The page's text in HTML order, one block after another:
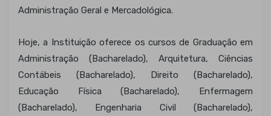
Administração Geral e Mercadológica.
Hoje, a Instituição oferece os cursos de Graduação em
Administração (Bacharelado), Arquitetura, Ciências
Contábeis (Bacharelado), Direito (Bacharelado),
Educação Física (Bacharelado), Enfermagem
(Bacharelado), Engenharia Civil (Bacharelado),